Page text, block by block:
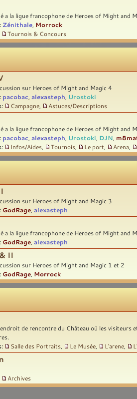
a la ligue francophone de Heroes of Might and
Zénithale Morrock
Tournois & Concours
sur Heroes of Might and Magic 4
pacobac alexasteph Urostoki
Campagne Astuces/Descriptions
a la ligue francophone de Heroes of Might and
pacobac alexasteph Urostoki DJN
Infos/Aides Tournois Le port Arena
sur Heroes of Might and Magic 3
GodRage alexasteph
a la ligue francophone de Heroes of Might and
GodRage alexasteph
II
sur Heroes of Might and Magic 1 et 2
GodRage Morrock
de rencontre du Château où les visiteurs
Salle des Portraits Le Musée L'arene
Archives